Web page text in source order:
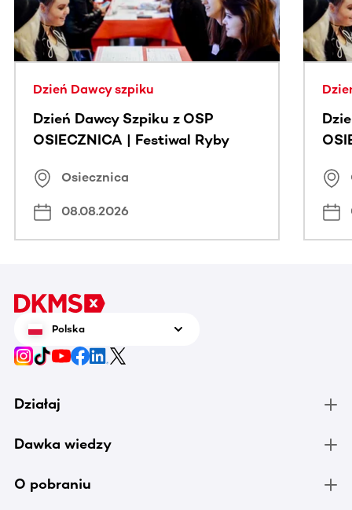
Dzień Dawcy szpiku
Dzień Dawcy Szpiku z OSP
OSIECZNICA | Festiwal Ryby
Osiecznica
08.08.2026
Polska
Działaj
Dawka wiedzy
O pobraniu